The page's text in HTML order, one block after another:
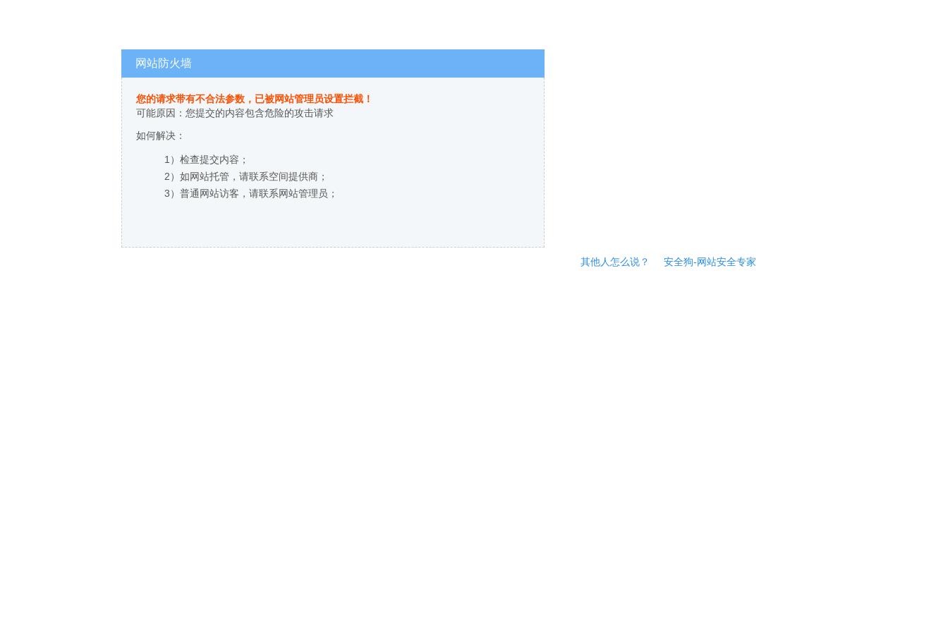
网站防火墙
您的请求带有不合法参数，已被网站管理员设置拦截！
可能原因：您提交的内容包含危险的攻击请求
如何解决：
1）检查提交内容；
2）如网站托管，请联系空间提供商；
3）普通网站访客，请联系网站管理员；
其他人怎么说？ 安全狗-网站安全专家